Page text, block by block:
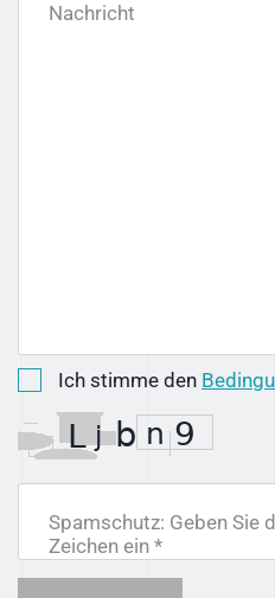
Nachricht
Ich stimme den
Spamschutz: Geben Sie
Zeichen ein *